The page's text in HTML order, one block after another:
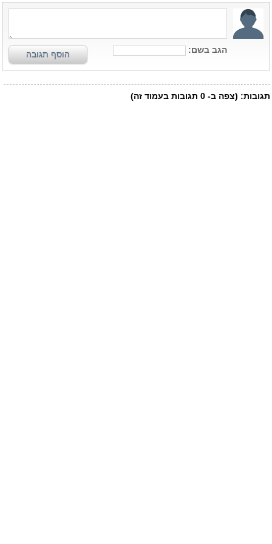
הגב בשם: הוסף תגובה
תגובות: (צפה ב- 0 תגובות בעמוד זה)